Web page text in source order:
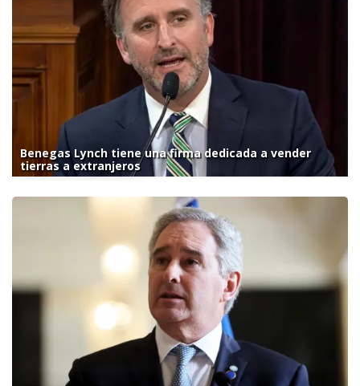
Benegas Lynch tiene una firma dedicada a vender
tierras a extranjeros